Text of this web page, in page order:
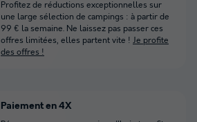
Profitez de réductions exceptionnelles sur
une large sélection de campings : à partir de
99 € la semaine. Ne laissez pas passer ces
offres limitées, elles partent vite ! Je profite
des offres !
Paiement en 4X